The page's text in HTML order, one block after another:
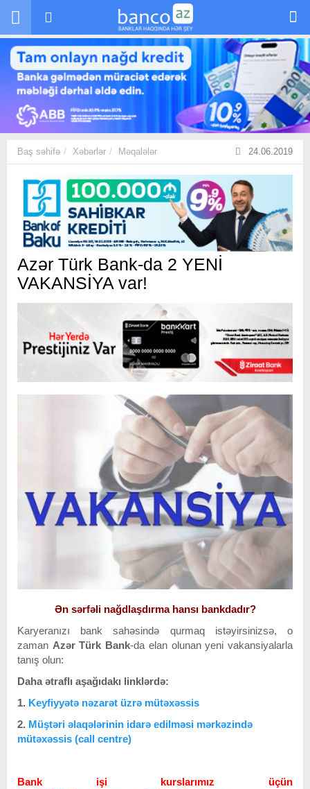
Skip to main content
Baş səhifə Xəbərlər Məqalələr 24.06.2019
Azər Türk Bank-da 2 YENİ
VAKANSİYA var!
Ən sərfəli nağdlaşdırma hansı bankdadır?
Karyeranızı bank sahəsində qurmaq istəyirsinizsə, o
zaman Azər Türk Bank-da elan olunan yeni vakansiyalarla
tanış olun:
Daha ətraflı aşağıdakı linklərdə:
1. Keyfiyyətə nəzarət üzrə mütəxəssis
2. Müştəri əlaqələrinin idarə edilməsi mərkəzində
mütəxəssis (call centre)
Bank işi kurslarımız üçün